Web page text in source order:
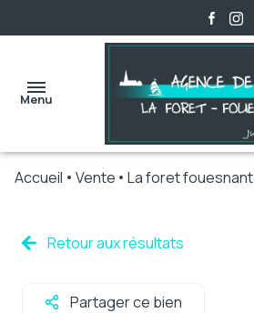
Menu
ventes
Accueil Vente La foret fouesnant
Retour aux résultats
Partager ce bien